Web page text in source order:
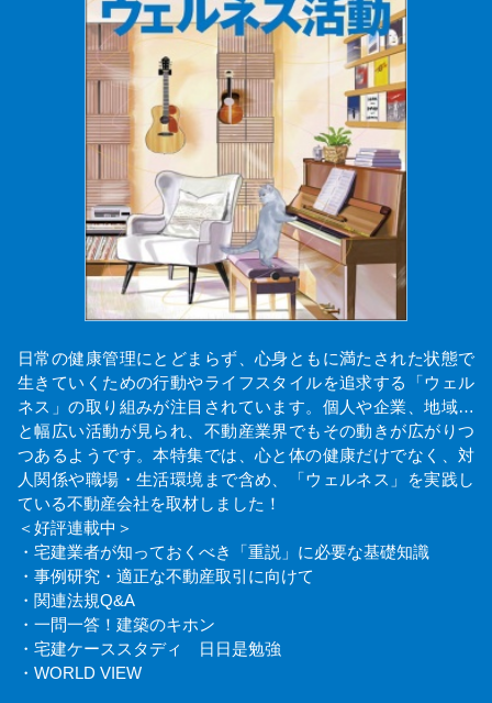
日常の健康管理にとどまらず、心身ともに満たされた状態で
生きていくための行動やライフスタイルを追求する「ウェル
ネス」の取り組みが注目されています。個人や企業、地域…
と幅広い活動が見られ、不動産業界でもその動きが広がりつ
つあるようです。本特集では、心と体の健康だけでなく、対
人関係や職場・生活環境まで含め、「ウェルネス」を実践し
ている不動産会社を取材しました！
＜好評連載中＞
・宅建業者が知っておくべき「重説」に必要な基礎知識
・事例研究・適正な不動産取引に向けて
・関連法規Q&A
・一問一答！建築のキホン
・宅建ケーススタディ 日日是勉強
・WORLD VIEW